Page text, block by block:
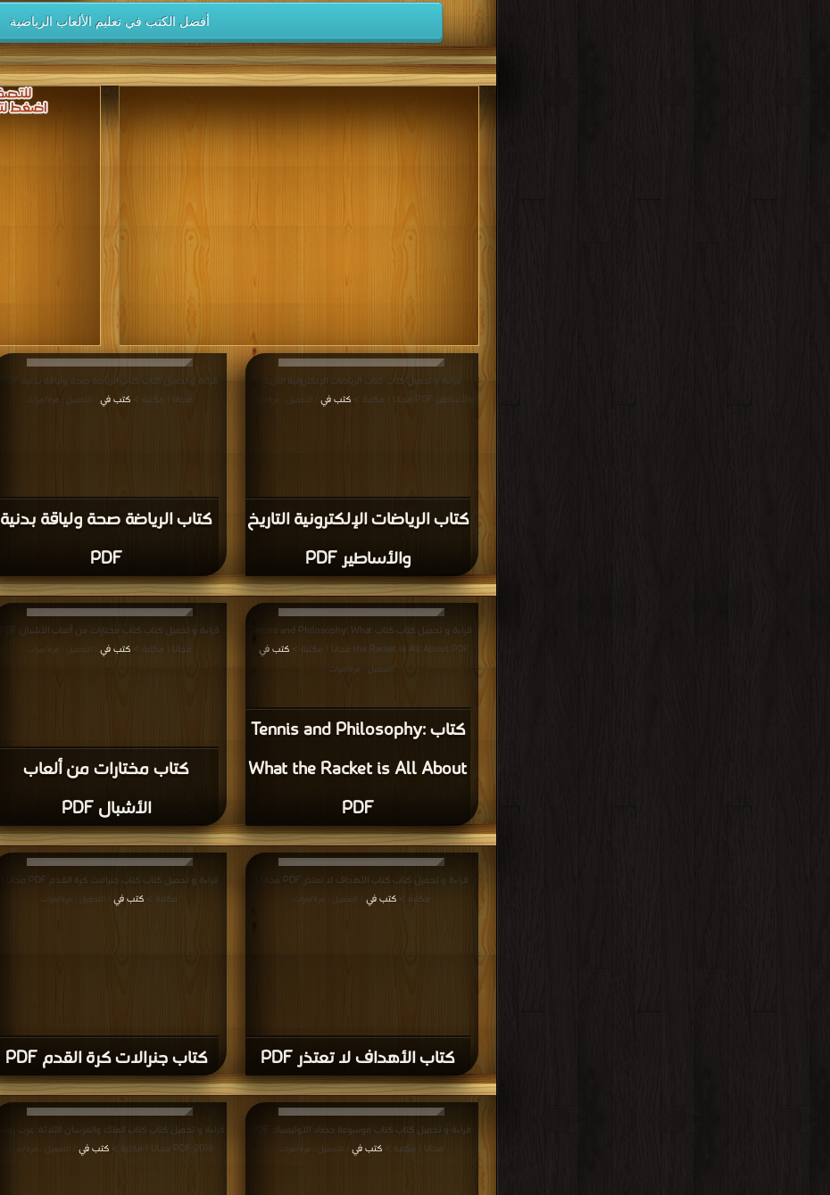
أفضل الكتب في تعليم الألعاب الرياضية
كتاب الرياضة صحة ولياقة بدنية
PDF
مجانا | مكتبة >كتب في | التحميل : مرة/مرات
كتاب الرياضات الإلكترونية التاريخ
والأساطير PDF
قراءة و تحميل كتاب كتاب الرياضات الإلكترونية التاريخ
والأساطير PDF مجانا | مكتبة >
كتب في | التحميل : مرة/مرات
كتاب مختارات من ألعاب
الأشبال PDF
مجانا | مكتبة >كتب في | التحميل : مرة/مرات
كتاب Tennis and Philosophy:
What the Racket is All About
PDF
قراءة و تحميل كتاب كتاب Tennis and Philosophy: What
the Racket is All About PDF مجانا | مكتبة >
كتب في
التحميل : مرة/مرات
كتاب جنرالات كرة القدم PDF
قراءة و تحميل كتاب كتاب جنرالات كرة القدم PDF مجانا |
مكتبة > كتب في | التحميل : مرة/مرات
كتاب الأهداف لا تعتذر PDF
قراءة و تحميل كتاب كتاب الأهداف لا تعتذر PDF مجانا |
مكتبة >كتب في | التحميل : مرة/مرات
قراءة و تحميل كتاب كتاب الملك والفرسان الثلاثة: عرب روسيا
2018 PDF مجانا | مكتبة >
كتب في | التحميل : مرة/مرات
مجانا | مكتبة > كتب في | التحميل : مرة/مرات